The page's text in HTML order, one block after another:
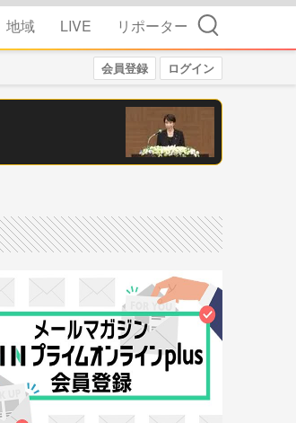
地域 LIVE リポーター 検索
会員登録 ログイン